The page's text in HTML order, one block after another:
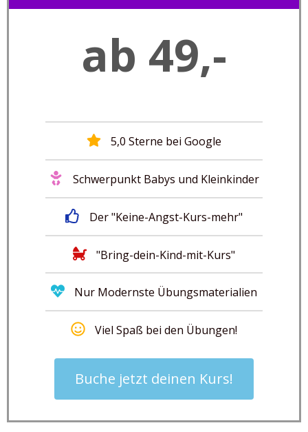
ab 49,-
5,0 Sterne bei Google
Schwerpunkt Babys und Kleinkinder
Der "Keine-Angst-Kurs-mehr"
"Bring-dein-Kind-mit-Kurs"
Nur Modernste Übungsmaterialien
Viel Spaß bei den Übungen!
Buche jetzt deinen Kurs!